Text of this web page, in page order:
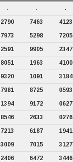
. . .
2790 7463 4123
7973 5298 7205
2591 9905 2347
8051 1963 4100
9320 1091 3184
7981 8725 0593
1394 9172 0627
8546 2633 0276
7213 6187 1941
3009 7015 3127
2406 6472 3446